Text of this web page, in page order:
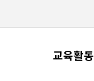
교육활동